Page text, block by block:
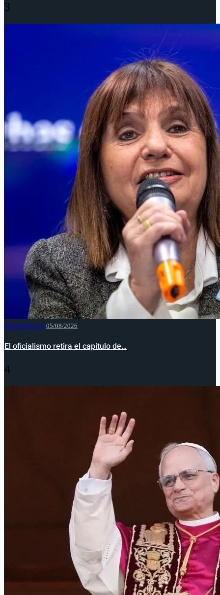
3
NACIONALES 05/08/2026
El oficialismo retira el capítulo de…
4